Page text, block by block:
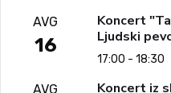
AVG
16
Koncert
Ljudski
17:00 - 18:30
AVG
Koncert iz